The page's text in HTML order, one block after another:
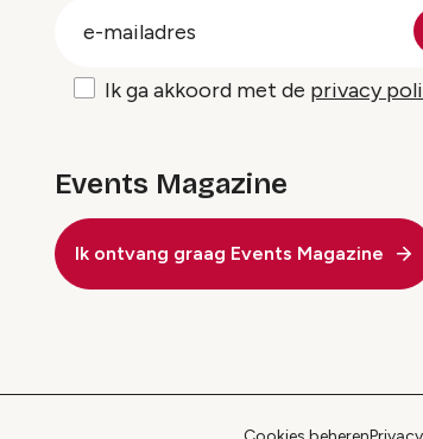
Ik ga akkoord met de privacy
Events Magazine
Ik ontvang graag Events Magazine